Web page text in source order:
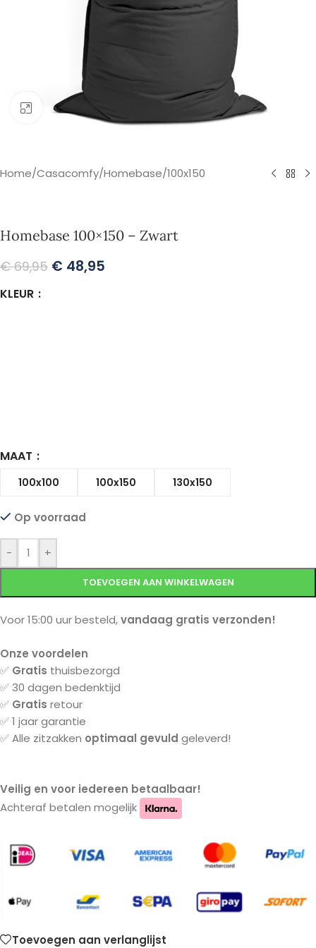
Klik om te vergroten
Home/Casacomfy/Homebase/100x150
Homebase 100×150 – Zwart
€69,95 € 48,95
KLEUR
MAAT
100x100 100x150 130x150
Op voorraad
- +
TOEVOEGEN AAN WINKELWAGEN
Voor 15:00 uur besteld,vandaag gratis verzonden!
Onze voordelen
✅ Gratis thuisbezorgd
✅ 30 dagen bedenktijd
✅ Gratis retour
✅ 1 jaar garantie
✅ Alle zitzakken optimaal gevuld geleverd!
Veilig en voor iedereen betaalbaar!
Achteraf betalen mogelijk
Toevoegen aan verlanglijst